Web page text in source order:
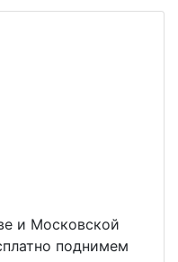
и Московской
поднимем